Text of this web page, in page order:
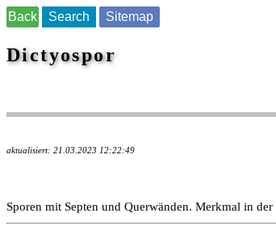
Back Search Sitemap
Dictyospor
aktualisiert: 21.03.2023 12:22:49
Sporen mit Septen und Querwänden. Merkmal in